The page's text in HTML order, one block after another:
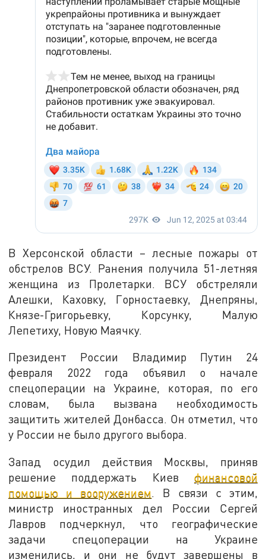
В Херсонской области – лесные пожары от
обстрелов ВСУ. Ранения получила 51-летняя
женщина из Пролетарки. ВСУ обстреляли
Алешки, Каховку, Горностаевку, Днепряны,
Князе-Григорьевку, Корсунку, Малую
Лепетиху, Новую Маячку.
Президент России Владимир Путин 24
февраля 2022 года объявил о начале
спецоперации на Украине, которая, по его
словам, была вызвана необходимость
защитить жителей Донбасса. Он отметил, что
у России не было другого выбора.
Запад осудил действия Москвы, приняв
решение поддержать Киев финансовой
помощью и вооружением. В связи с этим,
министр иностранных дел России Сергей
Лавров подчеркнул, что географические
задачи спецоперации на Украине
изменились, и они не будут завершены в